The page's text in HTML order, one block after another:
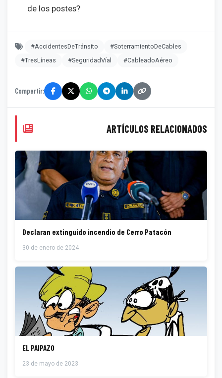
de los postes?
#AccidentesDeTránsito
#SoterramientoDeCables
#TresLíneas
#SeguridadVíal #CableadoAéreo
Compartir:
ARTÍCULOS RELACIONADOS
Declaran extinguido incendio de Cerro Patacón
30 de enero de 2024
EL PAIPAZO
23 de mayo de 2023